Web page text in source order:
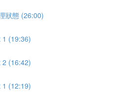
狀態 (26:00)
1 (19:36)
2 (16:42)
1 (12:19)